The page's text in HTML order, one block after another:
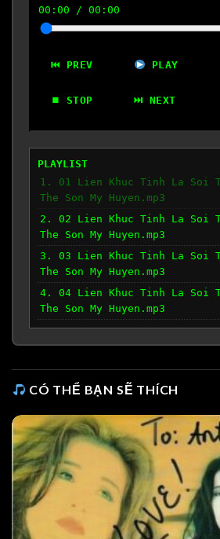
00:00 / 00:00
⏮ PREV PLAY
⏹ STOP ⏭ NEXT
PLAYLIST
1. 01 Lien Khuc Tinh La Soi
The Son My Huyen.mp3
2. 02 Lien Khuc Tinh La Soi
The Son My Huyen.mp3
3. 03 Lien Khuc Tinh La Soi
The Son My Huyen.mp3
4. 04 Lien Khuc Tinh La Soi
The Son My Huyen.mp3
CÓ THỂ BẠN SẼ THÍCH